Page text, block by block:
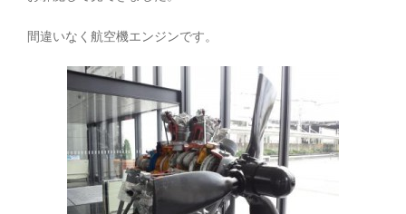
間違いなく航空機エンジンです。